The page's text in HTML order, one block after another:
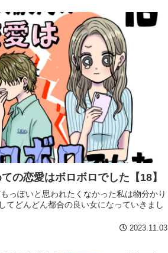
の恋愛はボロボロでした【18】
っぽいと思われたくなかった私は物分かり
てどんどん都合の良い女になっていきまし
2023.11.03